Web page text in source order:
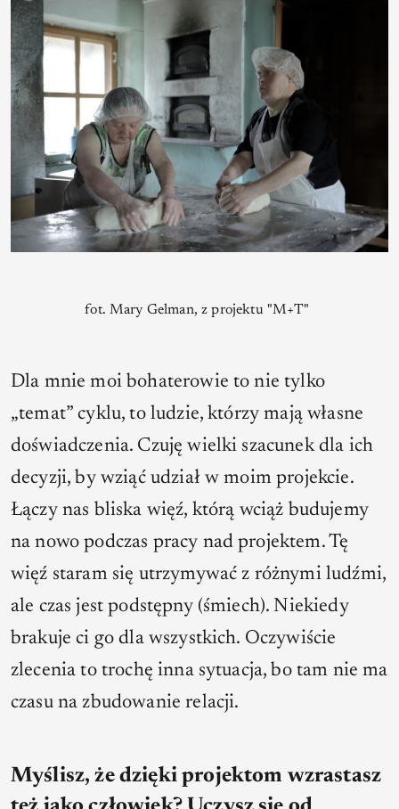
fot. Mary Gelman, z projektu "M+T"
Dla mnie moi bohaterowie to nie tylko
„temat” cyklu, to ludzie, którzy mają własne
doświadczenia. Czuję wielki szacunek dla ich
decyzji, by wziąć udział w moim projekcie.
Łączy nas bliska więź, którą wciąż budujemy
na nowo podczas pracy nad projektem. Tę
więź staram się utrzymywać z różnymi ludźmi,
ale czas jest podstępny (śmiech). Niekiedy
brakuje ci go dla wszystkich. Oczywiście
zlecenia to trochę inna sytuacja, bo tam nie ma
czasu na zbudowanie relacji.
Myślisz, że dzięki projektom wzrastasz